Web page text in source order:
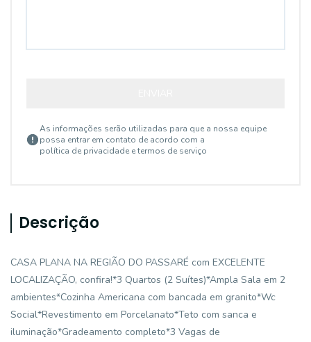
As informações serão utilizadas para que a nossa equipe
possa entrar em contato de acordo com a
política de privacidade e termos de serviço
Descrição
CASA PLANA NA REGIÃO DO PASSARÉ com EXCELENTE
LOCALIZAÇÃO, confira!*3 Quartos (2 Suítes)*Ampla Sala em 2
ambientes*Cozinha Americana com bancada em granito*Wc
Social*Revestimento em Porcelanato*Teto com sanca e
iluminação*Gradeamento completo*3 Vagas de